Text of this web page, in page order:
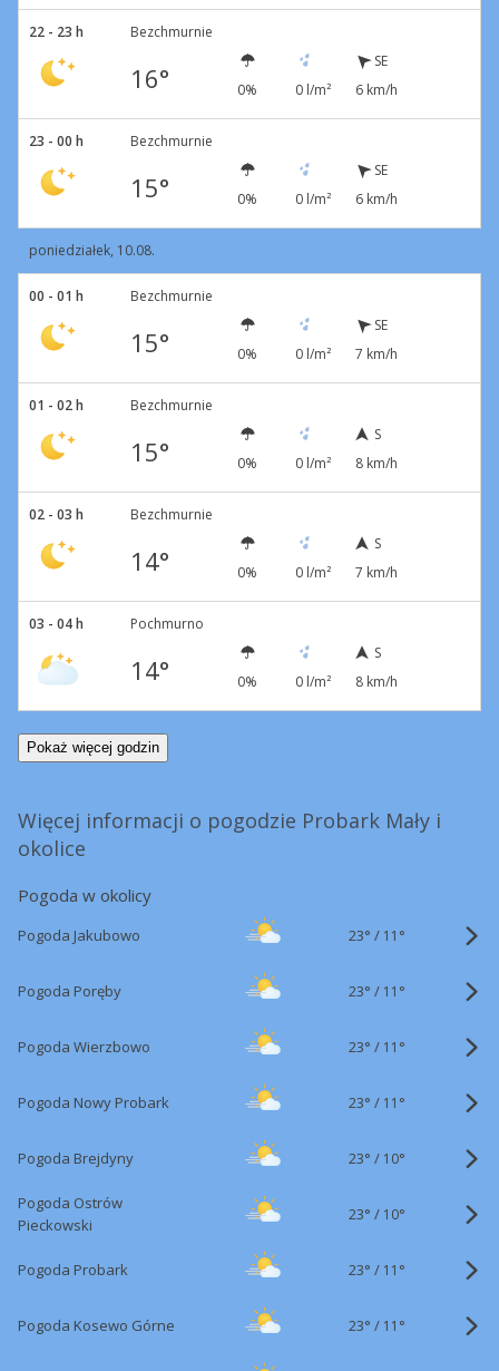
22 - 23 h Bezchmurnie
16° 0% 0 l/m²
SE
6 km/h
23 - 00 h Bezchmurnie
15° 0% 0 l/m²
SE
6 km/h
poniedziałek, 10.08.
00 - 01 h Bezchmurnie
15° 0% 0 l/m²
SE
7 km/h
01 - 02 h Bezchmurnie
15° 0% 0 l/m²
S
8 km/h
02 - 03 h Bezchmurnie
14° 0% 0 l/m²
S
7 km/h
03 - 04 h Pochmurno
14° 0% 0 l/m²
S
8 km/h
Pokaż więcej godzin
Więcej informacji o pogodzie Probark Mały i
okolice
Pogoda w okolicy
Pogoda Jakubowo 23° / 11°
Pogoda Poręby 23° / 11°
Pogoda Wierzbowo 23° / 11°
Pogoda Nowy Probark 23° / 11°
Pogoda Brejdyny 23° / 10°
Pogoda Ostrów
Pieckowski
23° / 10°
Pogoda Probark 23° / 11°
Pogoda Kosewo Górne 23° / 11°